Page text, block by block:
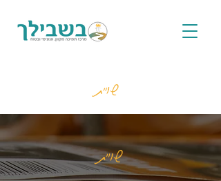
שו"ת
שו"ת